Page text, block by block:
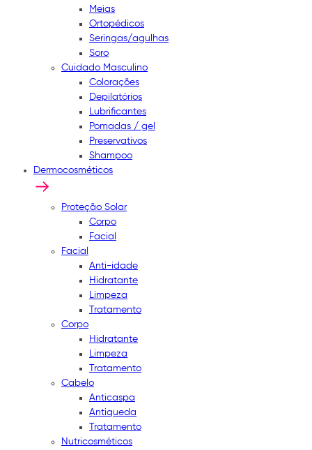
Meias
Ortopédicos
Seringas/agulhas
Soro
Cuidado Masculino
Colorações
Depilatórios
Lubrificantes
Pomadas / gel
Preservativos
Shampoo
Dermocosméticos
Proteção Solar
Corpo
Facial
Facial
Anti-idade
Hidratante
Limpeza
Tratamento
Corpo
Hidratante
Limpeza
Tratamento
Cabelo
Anticaspa
Antiqueda
Tratamento
Nutricosméticos